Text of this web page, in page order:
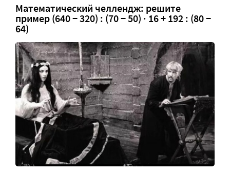
Математический челлендж: решите
пример (640 − 320) : (70 − 50) · 16 + 192 : (80 −
64)